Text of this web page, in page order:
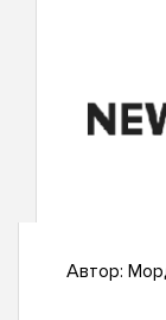
Автор: